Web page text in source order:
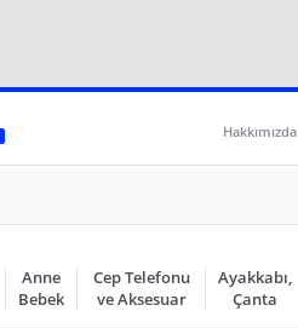
Hakkımızda
Anne
Bebek
Cep Telefonu
ve Aksesuar
Ayakkabı,
Çanta